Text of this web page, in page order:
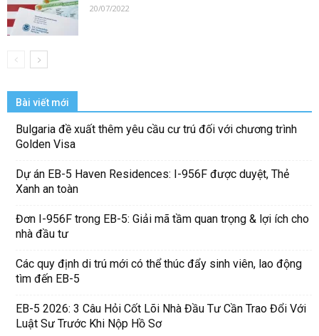
20/07/2022
Bài viết mới
Bulgaria đề xuất thêm yêu cầu cư trú đối với chương trình
Golden Visa
Dự án EB-5 Haven Residences: I-956F được duyệt, Thẻ
Xanh an toàn
Đơn I-956F trong EB-5: Giải mã tầm quan trọng & lợi ích cho
nhà đầu tư
Các quy định di trú mới có thể thúc đẩy sinh viên, lao động
tìm đến EB-5
EB-5 2026: 3 Câu Hỏi Cốt Lõi Nhà Đầu Tư Cần Trao Đổi Với
Luật Sư Trước Khi Nộp Hồ Sơ